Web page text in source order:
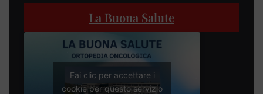
La Buona Salute
Fai clic per accettare i
cookie per questo servizio